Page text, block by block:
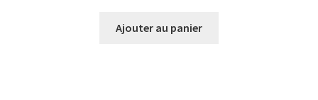
Ajouter au panier